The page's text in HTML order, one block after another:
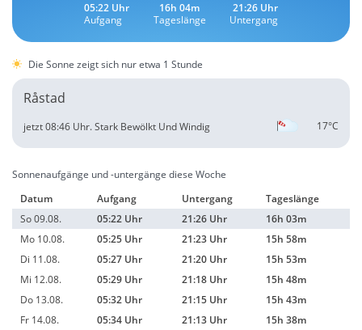
05:22 Uhr
Aufgang
16h 04m
Tageslänge
21:26 Uhr
Untergang
Die Sonne zeigt sich nur etwa 1 Stunde
Råstad
17°C
jetzt 08:46 Uhr.Stark Bewölkt Und Windig
Sonnenaufgänge und -untergänge diese Woche
Datum
Aufgang Untergang
Tageslänge
So 09.08.
05:22 Uhr 21:26 Uhr
16h 03m
Mo 10.08.
05:25 Uhr 21:23 Uhr
15h 58m
Di 11.08.
05:27 Uhr 21:20 Uhr
15h 53m
Mi 12.08.
05:29 Uhr 21:18 Uhr
15h 48m
Do 13.08.
05:32 Uhr 21:15 Uhr
15h 43m
Fr 14.08.
05:34 Uhr 21:13 Uhr
15h 38m